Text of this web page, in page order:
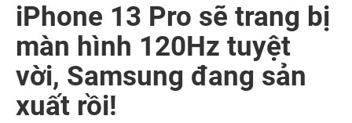
iPhone 13 Pro sẽ trang bị
màn hình 120Hz tuyệt
vời, Samsung đang sản
xuất rồi!